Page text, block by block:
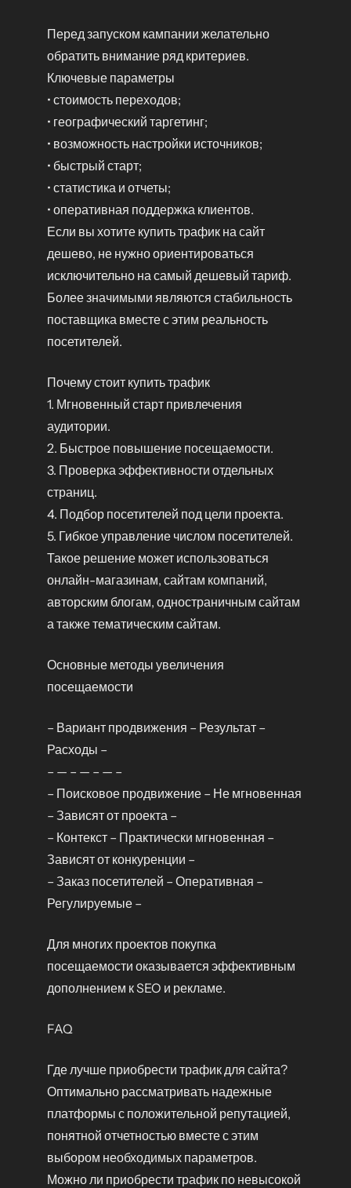
Перед запуском кампании желательно
обратить внимание ряд критериев.
Ключевые параметры
• стоимость переходов;
• географический таргетинг;
• возможность настройки источников;
• быстрый старт;
• статистика и отчеты;
• оперативная поддержка клиентов.
Если вы хотите купить трафик на сайт
дешево, не нужно ориентироваться
исключительно на самый дешевый тариф.
Более значимыми являются стабильность
поставщика вместе с этим реальность
посетителей.
Почему стоит купить трафик
1. Мгновенный старт привлечения
аудитории.
2. Быстрое повышение посещаемости.
3. Проверка эффективности отдельных
страниц.
4. Подбор посетителей под цели проекта.
5. Гибкое управление числом посетителей.
Такое решение может использоваться
онлайн-магазинам, сайтам компаний,
авторским блогам, одностраничным сайтам
а также тематическим сайтам.
Основные методы увеличения
посещаемости
– Вариант продвижения – Результат –
Расходы –
– — – — – — –
– Поисковое продвижение – Не мгновенная
– Зависят от проекта –
– Контекст – Практически мгновенная –
Зависят от конкуренции –
– Заказ посетителей – Оперативная –
Регулируемые –
Для многих проектов покупка
посещаемости оказывается эффективным
дополнением к SEO и рекламе.
FAQ
Где лучше приобрести трафик для сайта?
Оптимально рассматривать надежные
платформы с положительной репутацией,
понятной отчетностью вместе с этим
выбором необходимых параметров.
Можно ли приобрести трафик по невысокой